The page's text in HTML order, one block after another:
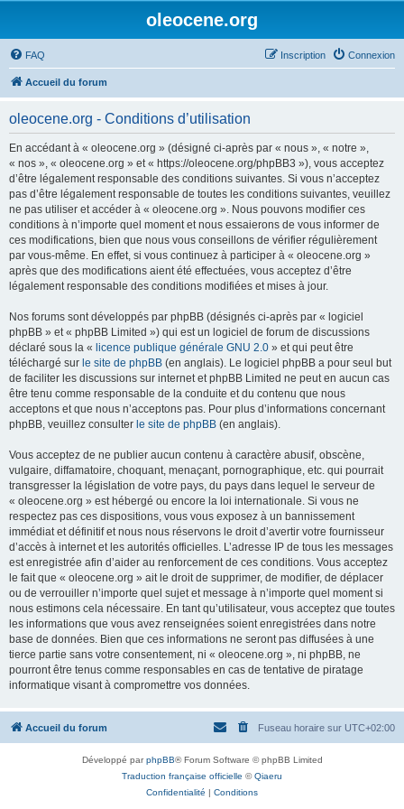
oleocene.org
FAQ Connexion
Inscription
Accueil du forum
oleocene.org - Conditions d’utilisation
En accédant à « oleocene.org » (désigné ci-après par « nous », « notre »,
« nos », « oleocene.org » et « https://oleocene.org/phpBB3 »), vous acceptez
d’être légalement responsable des conditions suivantes. Si vous n’acceptez
pas d’être légalement responsable de toutes les conditions suivantes, veuillez
ne pas utiliser et accéder à « oleocene.org ». Nous pouvons modifier ces
conditions à n’importe quel moment et nous essaierons de vous informer de
ces modifications, bien que nous vous conseillons de vérifier régulièrement
par vous-même. En effet, si vous continuez à participer à « oleocene.org »
après que des modifications aient été effectuées, vous acceptez d’être
légalement responsable des conditions modifiées et mises à jour.
Nos forums sont développés par phpBB (désignés ci-après par « logiciel
phpBB » et « phpBB Limited ») qui est un logiciel de forum de discussions
déclaré sous la « licence publique générale GNU 2.0 » et qui peut être
téléchargé sur le site de phpBB (en anglais). Le logiciel phpBB a pour seul but
de faciliter les discussions sur internet et phpBB Limited ne peut en aucun cas
être tenu comme responsable de la conduite et du contenu que nous
acceptons et que nous n’acceptons pas. Pour plus d’informations concernant
phpBB, veuillez consulter le site de phpBB (en anglais).
Vous acceptez de ne publier aucun contenu à caractère abusif, obscène,
vulgaire, diffamatoire, choquant, menaçant, pornographique, etc. qui pourrait
transgresser la législation de votre pays, du pays dans lequel le serveur de
« oleocene.org » est hébergé ou encore la loi internationale. Si vous ne
respectez pas ces dispositions, vous vous exposez à un bannissement
immédiat et définitif et nous nous réservons le droit d’avertir votre fournisseur
d’accès à internet et les autorités officielles. L’adresse IP de tous les messages
est enregistrée afin d’aider au renforcement de ces conditions. Vous acceptez
le fait que « oleocene.org » ait le droit de supprimer, de modifier, de déplacer
ou de verrouiller n’importe quel sujet et message à n’importe quel moment si
nous estimons cela nécessaire. En tant qu’utilisateur, vous acceptez que toutes
les informations que vous avez renseignées soient enregistrées dans notre
base de données. Bien que ces informations ne seront pas diffusées à une
tierce partie sans votre consentement, ni « oleocene.org », ni phpBB, ne
pourront être tenus comme responsables en cas de tentative de piratage
informatique visant à compromettre vos données.
Accueil du forum Fuseau horaire sur UTC+02:00
Développé parphpBB® Forum Software © phpBB Limited
Traduction française officielle ©Qiaeru
Confidentialité | Conditions